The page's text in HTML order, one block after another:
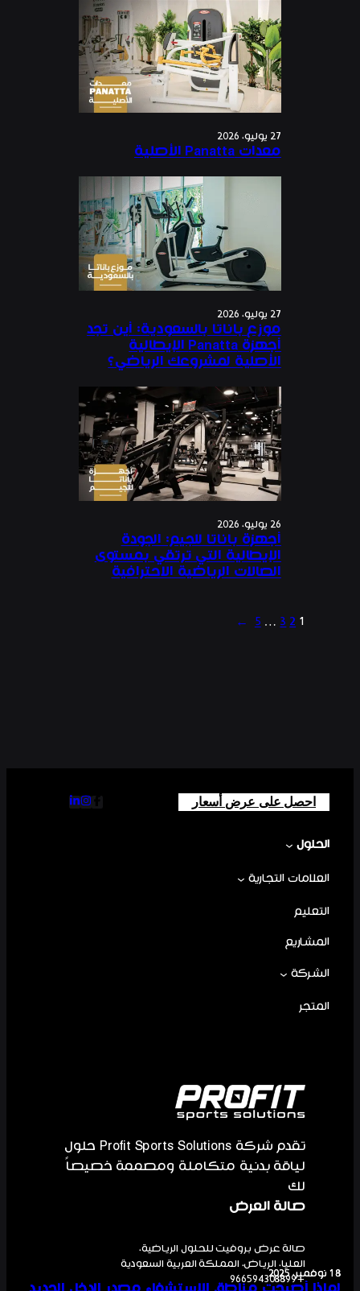
18 نوفمبر، 2025
18 نوفمبر، 2025
27 يوليو، 2026
معدات Panatta الأصلية
27 يوليو، 2026
موزع باناتا بالسعودية: أين تجد
أجهزة Panatta الإيطالية
الأصلية لمشروعك الرياضي؟
26 يوليو، 2026
أجهزة باناتا للجيم: الجودة
الإيطالية التي ترتقي بمستوى
الصالات الرياضية الاحترافية
2
3
…
5
→
احصل على عرض أسعار
الحلول
العلامات التجارية
التعليم
المشاريع
الشركة
المتجر
تقدم شركة Profit Sports Solutions حلول
لياقة بدنية متكاملة ومصممة خصيصاً
لك
صالة العرض
صالة عرض بروفيت للحلول الرياضية،
العليا، الرياض، المملكة العربية السعودية
+966594308899